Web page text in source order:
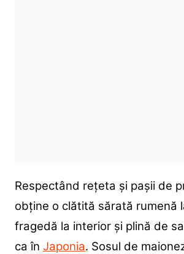
Respectând rețeta și pașii de
obține o clătită sărată rumenă
fragedă la interior și plină de
ca în Japonia. Sosul de